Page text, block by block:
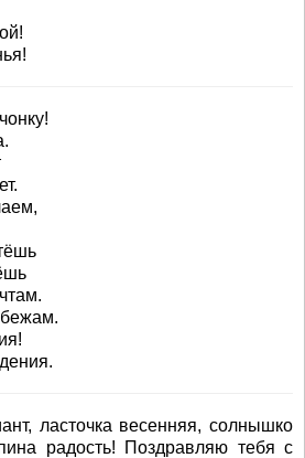
ласточка весенняя, солнышко
радость! Поздравляю тебя с